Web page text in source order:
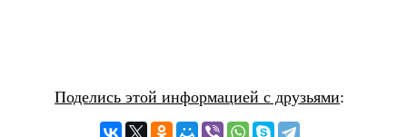
Поделись этой информацией с друзьями: